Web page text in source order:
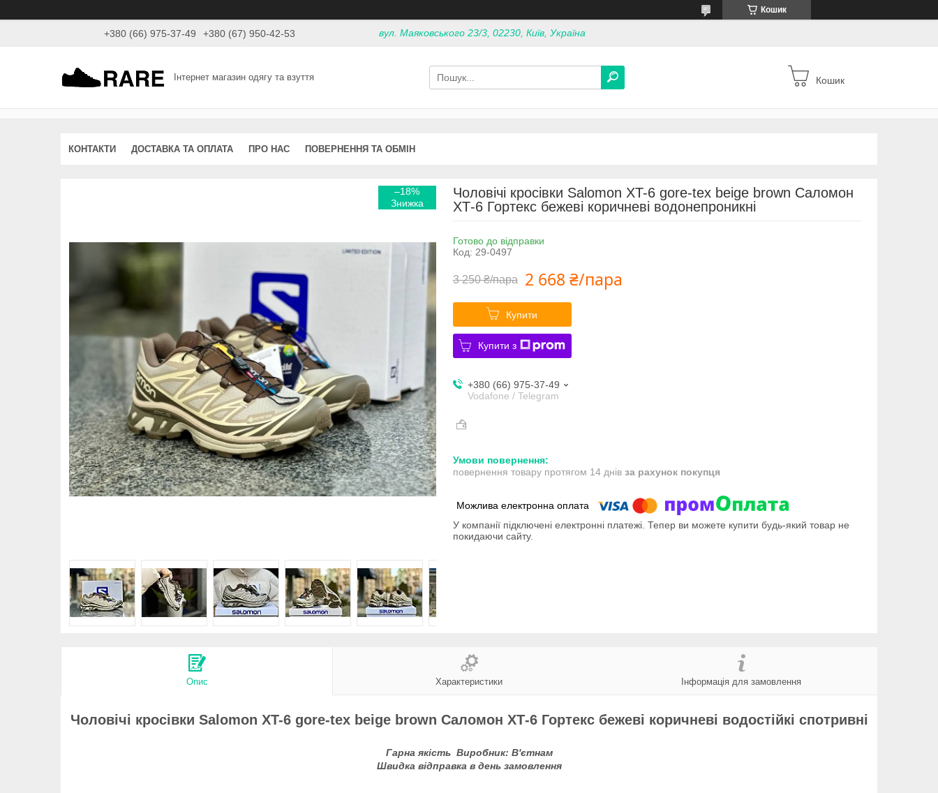
Кошик
+380 (66) 975-37-49 +380 (67) 950-42-53 вул. Маяковського 23/3, 02230, Київ, Україна
Інтернет магазин одягу та взуття Кошик
КОНТАКТИ ДОСТАВКА ТА ОПЛАТА ПРО НАС ПОВЕРНЕННЯ ТА ОБМІН
–18%
Чоловічі кросівки Salomon XT-6 gore-tex beige brown Саломон
ХТ-6 Гортекс бежеві коричневі водонепроникні
Готово до відправки
Код: 29-0497
3 250 ₴/пара 2 668 ₴/пара
Купити
Купити з
+380 (66) 975-37-49
Vodafone / Telegram
повернення товару протягом 14 днів за рахунок покупця
У компанії підключені електронні платежі. Тепер ви можете купити будь-який товар не
покидаючи сайту.
Опис Характеристики Інформація для замовлення
Чоловічі кросівки Salomon XT-6 gore-tex beige brown Саломон ХТ-6 Гортекс бежеві коричневі водостійкі спотривні
Гарна якість Виробник: В'єтнам
Швидка відправка в день замовлення